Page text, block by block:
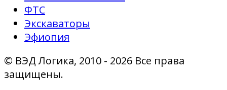
ФТС
Экскаваторы
Эфиопия
© ВЭД Логика, 2010 - 2026 Все права
защищены.